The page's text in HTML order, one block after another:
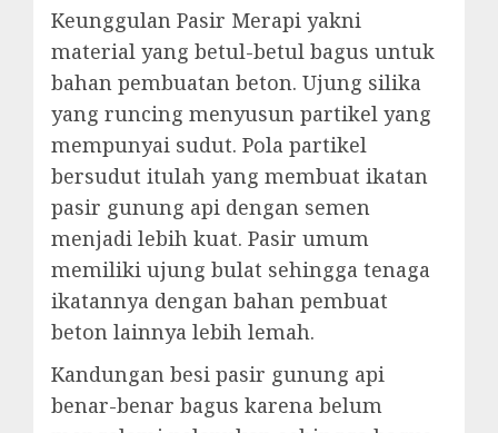
Keunggulan Pasir Merapi yakni
material yang betul-betul bagus untuk
bahan pembuatan beton. Ujung silika
yang runcing menyusun partikel yang
mempunyai sudut. Pola partikel
bersudut itulah yang membuat ikatan
pasir gunung api dengan semen
menjadi lebih kuat. Pasir umum
memiliki ujung bulat sehingga tenaga
ikatannya dengan bahan pembuat
beton lainnya lebih lemah.
Kandungan besi pasir gunung api
benar-benar bagus karena belum